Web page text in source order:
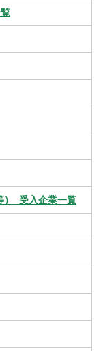
）_受入企業一覧